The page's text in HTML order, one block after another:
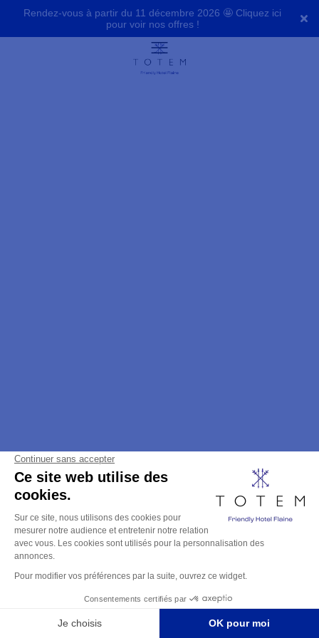
Rendez-vous à partir du 11 décembre 2026 🤩 Cliquez ici
pour voir nos offres !